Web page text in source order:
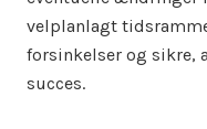
velplanlagt
forsinkelser og sikre,
succes.